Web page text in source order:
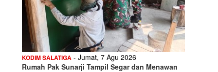
KODIM SALATIGA - Jumat, 7 Agu 2026
Rumah Pak Sunarji Tampil Segar dan Menawan